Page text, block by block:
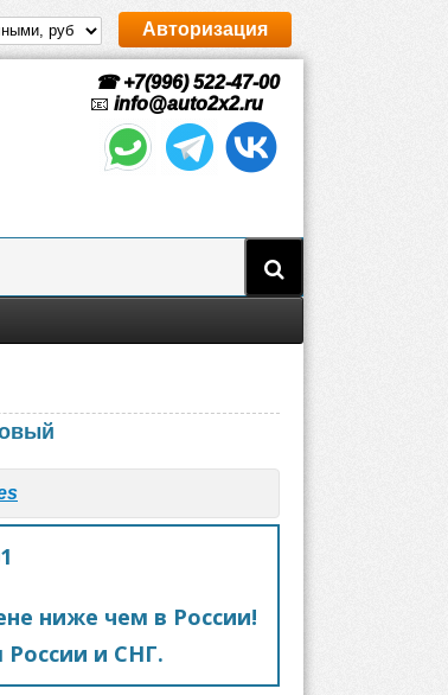
Авторизация
☎ +7(996) 522-47-00
📧 info@auto2x2.ru
ниже чем в России!
России и СНГ.